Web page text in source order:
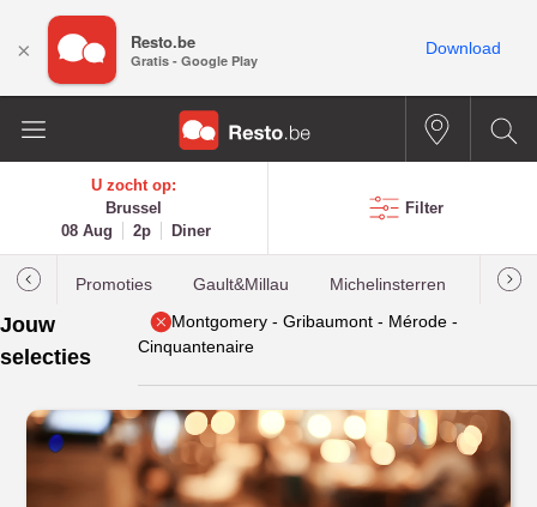
U zocht op:
Brussel
08 Aug
2p Diner
Filter
Promoties Gault&Millau Michelinsterren
Jouw
selecties
Montgomery - Gribaumont - Mérode -
Cinquantenaire
× Resto.be
Gratis - Google Play
Download